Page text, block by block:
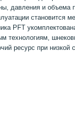
давления и объема
становится
PFT
технологиям,
ресурс при низкой